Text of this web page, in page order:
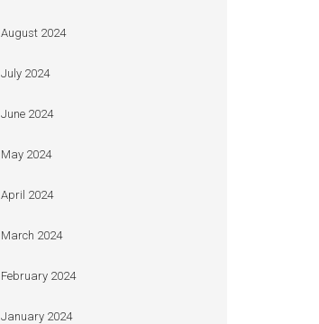
August 2024
July 2024
June 2024
May 2024
April 2024
March 2024
February 2024
January 2024